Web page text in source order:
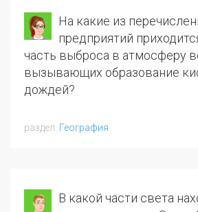
География
На какие из
предприятий
часть выброса в атмосферу
вызывающих образование
дождей?
В какой части света